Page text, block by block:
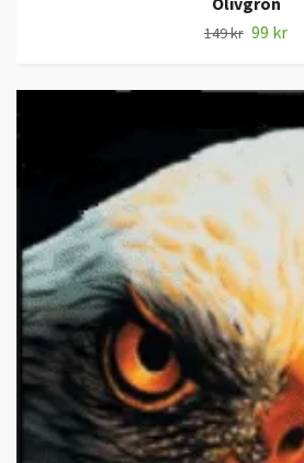
149 kr 99 kr